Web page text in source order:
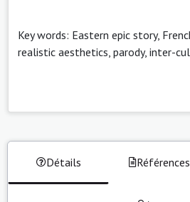
Key words: Eastern epic story,
realistic aesthetics, parody, inter-
Détails Références